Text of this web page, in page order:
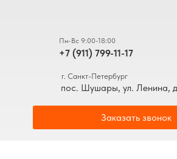
+7 (911) 799-11-17
Пн-Вс 9:00-18:00
Заказать звонок
пос. Шушары, ул. Ленина,
г. Санкт-Петербург